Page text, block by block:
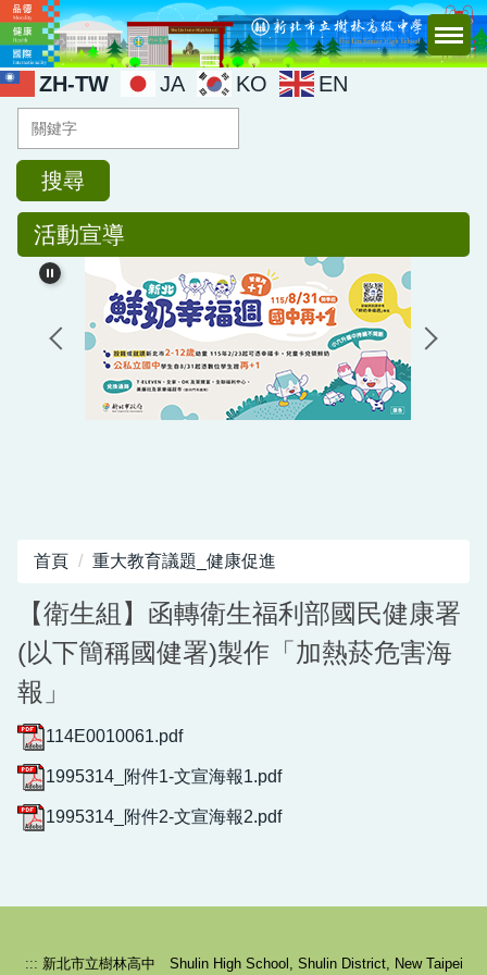
跳
到
主
要
容
ZH-TW JA KO EN
搜尋
活動宣導
首頁 重大教育議題_健康促進
【衛生組】函轉衛生福利部國民健康署
(以下簡稱國健署)製作「加熱菸危害海
報」
114E0010061.pdf
1995314_附件1-文宣海報1.pdf
1995314_附件2-文宣海報2.pdf
::: 新北市立樹林高中 Shulin High School, Shulin District, New Taipei